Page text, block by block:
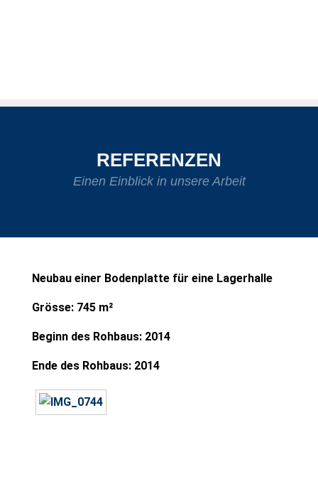
REFERENZEN
Einen Einblick in unsere Arbeit
Neubau einer Bodenplatte für eine Lagerhalle
Grösse: 745 m²
Beginn des Rohbaus: 2014
Ende des Rohbaus: 2014